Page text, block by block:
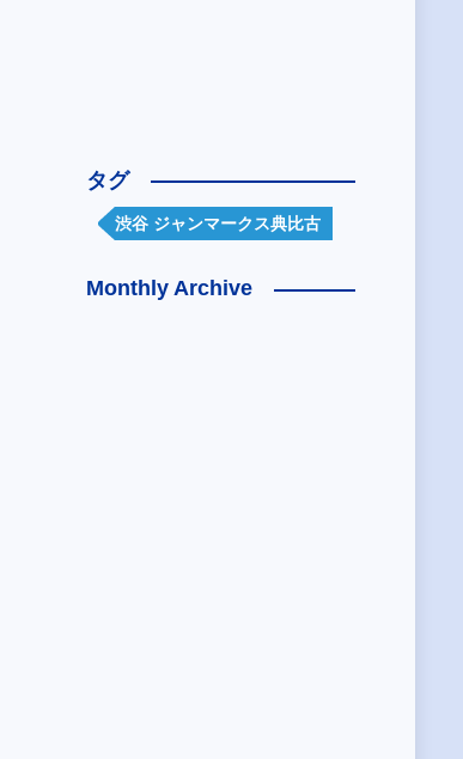
タグ
渋谷 ジャンマークス典比古
Monthly Archive